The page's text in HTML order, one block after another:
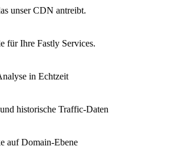
unser CDN antreibt.
für Ihre Fastly Services.
in Echtzeit
historische Traffic-Daten
auf Domain-Ebene